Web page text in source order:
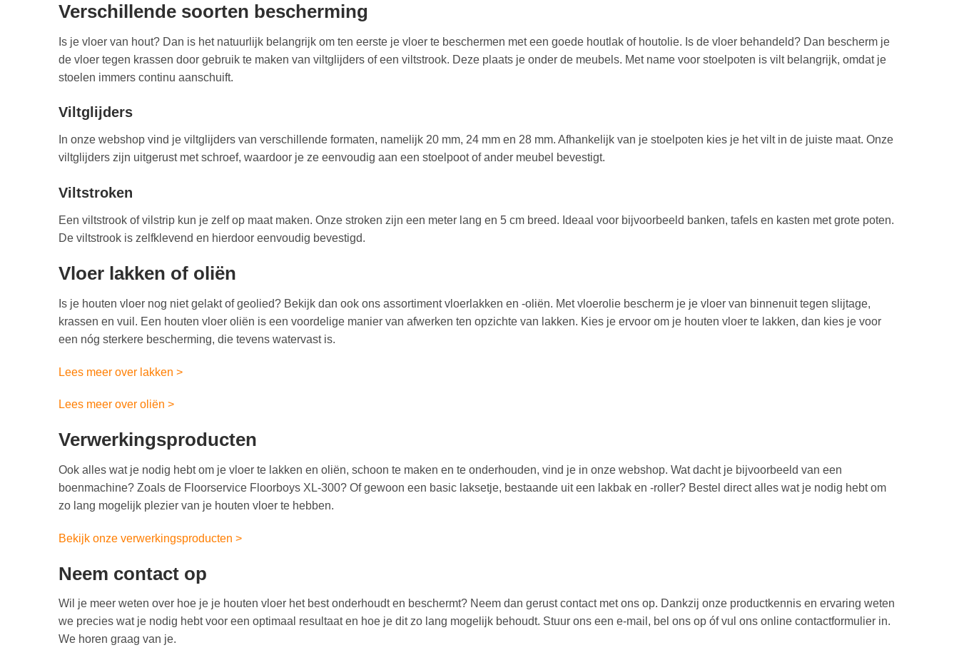
Verschillende soorten bescherming
Is je vloer van hout? Dan is het natuurlijk belangrijk om ten eerste je vloer te beschermen met een goede houtlak of houtolie. Is de vloer behandeld? Dan bescherm je
de vloer tegen krassen door gebruik te maken van viltglijders of een viltstrook. Deze plaats je onder de meubels. Met name voor stoelpoten is vilt belangrijk, omdat je
stoelen immers continu aanschuift.
Viltglijders
In onze webshop vind je viltglijders van verschillende formaten, namelijk 20 mm, 24 mm en 28 mm. Afhankelijk van je stoelpoten kies je het vilt in de juiste maat. Onze
viltglijders zijn uitgerust met schroef, waardoor je ze eenvoudig aan een stoelpoot of ander meubel bevestigt.
Viltstroken
Een viltstrook of vilstrip kun je zelf op maat maken. Onze stroken zijn een meter lang en 5 cm breed. Ideaal voor bijvoorbeeld banken, tafels en kasten met grote poten.
De viltstrook is zelfklevend en hierdoor eenvoudig bevestigd.
Vloer lakken of oliën
Is je houten vloer nog niet gelakt of geolied? Bekijk dan ook ons assortiment vloerlakken en -oliën. Met vloerolie bescherm je je vloer van binnenuit tegen slijtage,
krassen en vuil. Een houten vloer oliën is een voordelige manier van afwerken ten opzichte van lakken. Kies je ervoor om je houten vloer te lakken, dan kies je voor
een nóg sterkere bescherming, die tevens watervast is.
Lees meer over lakken >
Lees meer over oliën >
Verwerkingsproducten
Ook alles wat je nodig hebt om je vloer te lakken en oliën, schoon te maken en te onderhouden, vind je in onze webshop. Wat dacht je bijvoorbeeld van een
boenmachine? Zoals de Floorservice Floorboys XL-300? Of gewoon een basic laksetje, bestaande uit een lakbak en -roller? Bestel direct alles wat je nodig hebt om
zo lang mogelijk plezier van je houten vloer te hebben.
Bekijk onze verwerkingsproducten >
Neem contact op
Wil je meer weten over hoe je je houten vloer het best onderhoudt en beschermt? Neem dan gerust contact met ons op. Dankzij onze productkennis en ervaring weten
we precies wat je nodig hebt voor een optimaal resultaat en hoe je dit zo lang mogelijk behoudt. Stuur ons een e-mail, bel ons op óf vul ons online contactformulier in.
We horen graag van je.